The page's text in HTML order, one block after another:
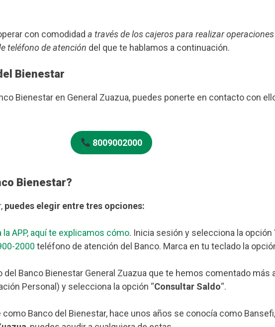
con comodidad a través de los cajeros para realizar
teléfono de atención del que te hablamos a continuación.
Bienestar
Bienestar en General Zuazua, puedes ponerte en contacto con
8009002000
Bienestar?
puedes elegir entre tres opciones:
la APP, aquí te explicamos cómo. Inicia sesión y selecciona la opción
2000 teléfono de atención del Banco. Marca en tu teclado la
Banco Bienestar General Zuazua que te hemos comentado más
Personal) y selecciona la opción “Consultar Saldo“.
Banco del Bienestar, hace unos años se conocía como